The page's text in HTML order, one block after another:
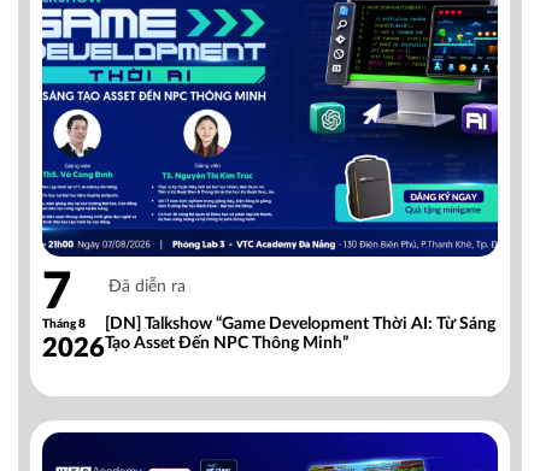
7
Tháng 8
2026
Đã diễn ra
[DN] Talkshow “Game Development Thời AI: Từ Sáng
Tạo Asset Đến NPC Thông Minh”